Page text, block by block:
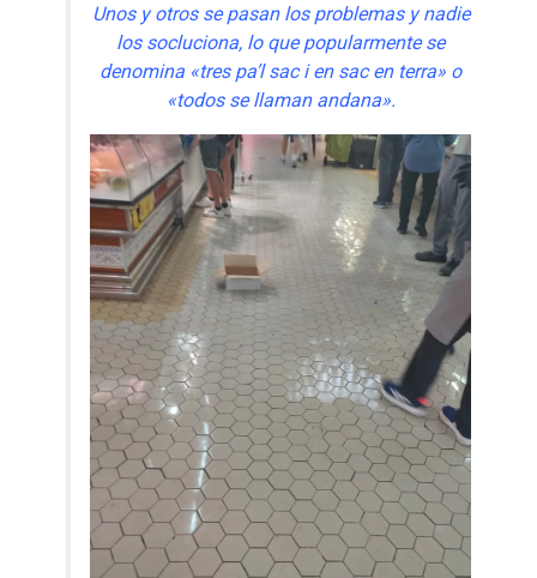
Unos y otros se pasan los problemas y nadie
los socluciona, lo que popularmente se
denomina «tres pa’l sac i en sac en terra» o
«todos se llaman andana».